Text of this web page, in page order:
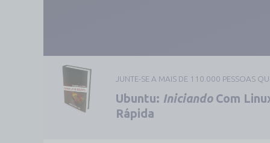
JUNTE-SE A MAIS DE 110.000 PESSOAS
Ubuntu: IniciandoCom
Rápida